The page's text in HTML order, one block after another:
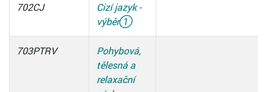
702CJ
Cizí jazyk -
výběr①
703PTRV
Pohybová,
tělesná a
relaxační